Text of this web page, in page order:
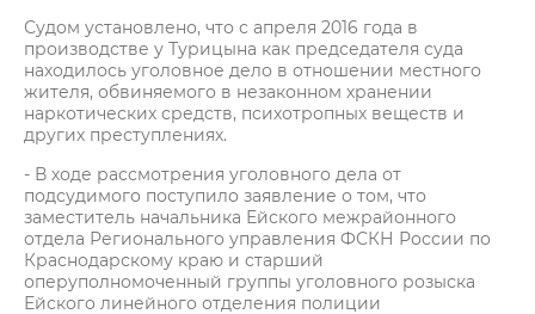
Судом установлено, что с апреля 2016 года в
производстве у Турицына как председателя суда
находилось уголовное дело в отношении местного
жителя, обвиняемого в незаконном хранении
наркотических средств, психотропных веществ и
других преступлениях.
- В ходе рассмотрения уголовного дела от
подсудимого поступило заявление о том, что
заместитель начальника Ейского межрайонного
отдела Регионального управления ФСКН России по
Краснодарскому краю и старший
оперуполномоченный группы уголовного розыска
Ейского линейного отделения полиции